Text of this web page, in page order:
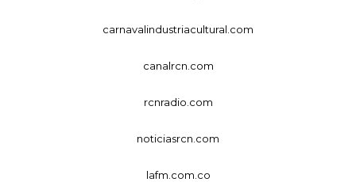
carnavalindustriacultural.com
canalrcn.com
rcnradio.com
noticiasrcn.com
lafm.com.co